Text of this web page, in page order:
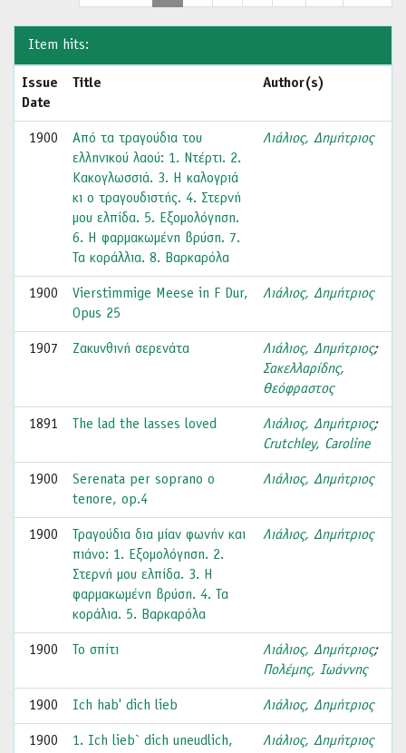
Item hits:
Issue
Date
Title Author(s)
1900
Από τα τραγούδια του
ελληνικού λαού: 1. Ντέρτι. 2.
Κακογλωσσιά. 3. Η καλογριά
κι ο τραγουδιστής. 4. Στερνή
μου ελπίδα. 5. Εξομολόγηση.
6. Η φαρμακωμένη βρύση. 7.
Τα κοράλλια. 8. Βαρκαρόλα
Λιάλιος, Δημήτριος
1900
Vierstimmige Meese in F Dur,
Opus 25
Λιάλιος, Δημήτριος
1907 Ζακυνθινή σερενάτα Λιάλιος, Δημήτριος;
Σακελλαρίδης,
Θεόφραστος
1891 The lad the lasses loved Λιάλιος, Δημήτριος;
Crutchley, Caroline
1900
Serenata per soprano o
tenore, op.4
Λιάλιος, Δημήτριος
1900
Τραγούδια δια μίαν φωνήν και
πιάνο: 1. Εξομολόγηση. 2.
Στερνή μου ελπίδα. 3. Η
φαρμακωμένη βρύση. 4. Τα
κοράλια. 5. Βαρκαρόλα
Λιάλιος, Δημήτριος
1900 Το σπίτι Λιάλιος, Δημήτριος;
Πολέμης, Ιωάννης
1900 Ich hab' dich lieb Λιάλιος, Δημήτριος
1900
1. Ich lieb` dich uneudlich,
Λιάλιος, Δημήτριος